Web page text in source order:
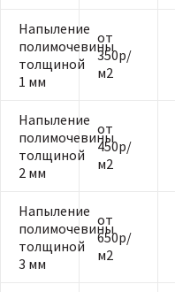
Напыление
полимочевины
толщиной
1 мм
от
350р/
м2
Напыление
полимочевины
толщиной
2 мм
от
450р/
м2
Напыление
полимочевины
толщиной
3 мм
от
650р/
м2